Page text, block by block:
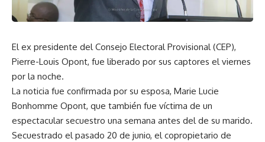
El ex presidente del Consejo Electoral Provisional (CEP),
Pierre-Louis Opont, fue liberado por sus captores el viernes
por la noche.
La noticia fue confirmada por su esposa, Marie Lucie
Bonhomme Opont, que también fue víctima de un
espectacular secuestro una semana antes del de su marido.
Secuestrado el pasado 20 de junio, el copropietario de